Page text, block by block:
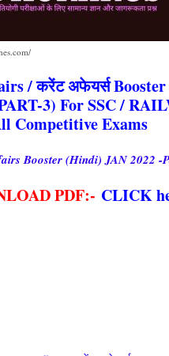
/ करेंट अफेयर्स
3) For SSC /
Competitive Exams
Booster (Hindi) JAN 2022 -
PDF:- CLICK